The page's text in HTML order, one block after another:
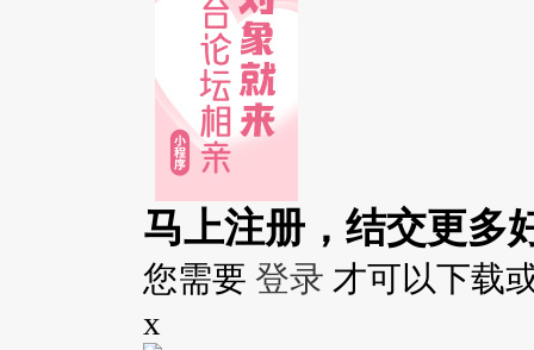
马上注册，结交更多
您需要 登录 才可以下载
x